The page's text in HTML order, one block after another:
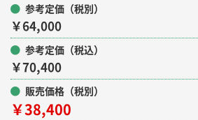
参考定価（税別）
￥64,000
参考定価（税込）
￥70,400
販売価格（税別）
￥38,400